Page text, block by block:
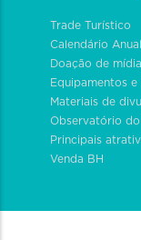
Trade Turístico
Calendário
Doação de
Equipamentos e
Materiais de
Observatório do
Principais
Venda BH